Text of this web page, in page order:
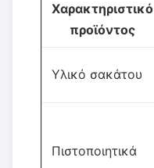
Χαρακτηριστικό
προϊόντος
Υλικό σακάτου
Πιστοποιητικά